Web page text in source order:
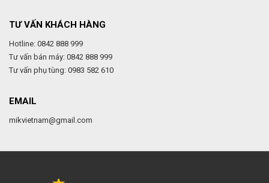
TƯ VẤN KHÁCH HÀNG
Hotline: 0842 888 999
Tư vấn bán máy: 0842 888 999
Tư vấn phụ tùng: 0983 582 610
EMAIL
mikvietnam@gmail.com